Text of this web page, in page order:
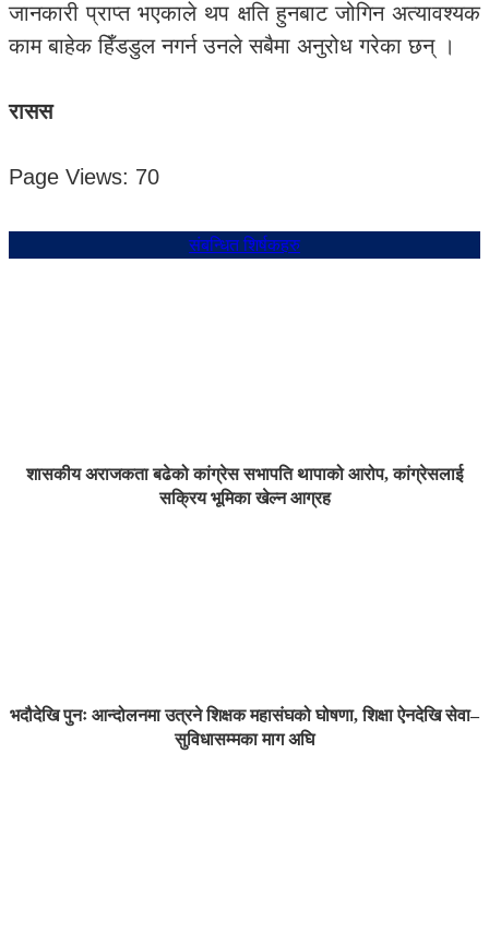
जानकारी प्राप्त भएकाले थप क्षति हुनबाट जोगिन अत्यावश्यक
काम बाहेक हिँडडुल नगर्न उनले सबैमा अनुरोध गरेका छन् ।
रासस
Page Views: 70
संबन्धित शिर्षकहरु
शासकीय अराजकता बढेको कांग्रेस सभापति थापाको आरोप, कांग्रेसलाई
सक्रिय भूमिका खेल्न आग्रह
भदौदेखि पुनः आन्दोलनमा उत्रने शिक्षक महासंघको घोषणा, शिक्षा ऐनदेखि सेवा–
सुविधासम्मका माग अघि